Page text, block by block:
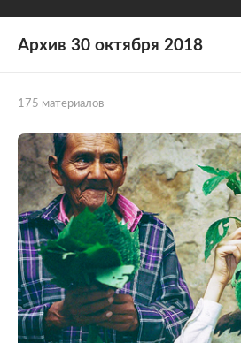
Архив 30 октября 2018
175 материалов
Все рубрики
Мир
Экономика
Наука и техника
Культура
Ценности